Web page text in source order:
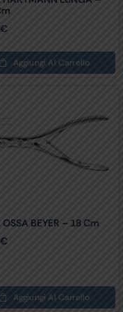
€
Aggiungi Al Carrello
OSSA BEYER – 18 Cm
€
Aggiungi Al Carrello